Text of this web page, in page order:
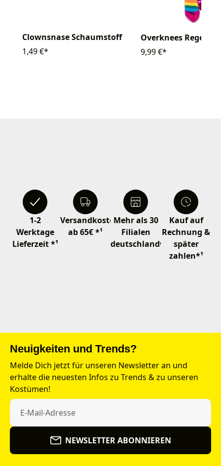
Clownsnase Schaumstoff
1,49 €*
Overknees
9,99 €*
1-2
Werktage
Lieferzeit *¹
Versandkostenfrei
ab 65€ *¹
Mehr als 30
Filialen
deutschlandweit
Kauf auf
Rechnung &
später
zahlen*¹
Neuigkeiten und Trends?
Melde Dich jetzt für unseren Newsletter an und
erhalte die neuesten Infos zu Trends & zu unseren
Kostümen!
NEWSLETTER ABONNIEREN